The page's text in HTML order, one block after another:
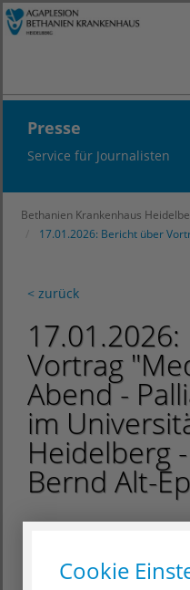
Presse
Service für Journalisten
Bethanien Krankenhaus
17.01.2026: Bericht über
< zurück
Vortrag
Abend -
im
Heidelberg
Bernd Alt-
Ist es schon so weit?
Cookie